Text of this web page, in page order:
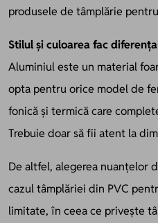
produsele de tâmplărie
Stilul și culoarea fac diferența
Aluminiul este un material
opta pentru orice model de
fonică și termică care
Trebuie doar să fii atent la
De altfel, alegerea nuanțelor
cazultâmplăriei din PVC
limitate, în ceea ce privește